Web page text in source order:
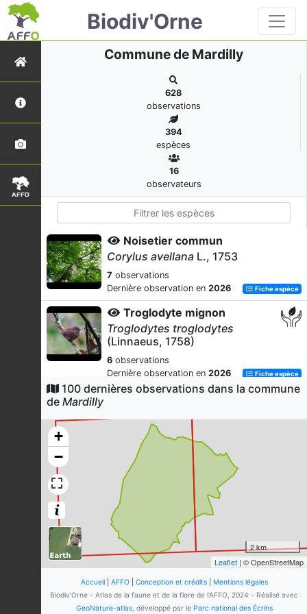
Biodiv'Orne
Commune de Mardilly
628
observations
394
espèces
16
observateurs
Noisetier commun
Corylus avellana L., 1753
7 observations
Dernière observation en 2026 Fiche espèce
Troglodyte mignon
Troglodytes troglodytes
(Linnaeus, 1758)
6 observations
Dernière observation en 2026 Fiche espèce
Prunier merisier
observations
Dernière observation en2026
Clématite des haies
Clematis vitalba
L., 1753
observations
Dernière observation en2026
Dryoptéride fougère-mâle
Dryopteris filix-mas (L.) Schott, 1834
5
observations
Dernière observation en
2026
100 dernières observations dans la commune
de Mardilly
+
−
2 km
Leaflet | © OpenStreetMap
Accueil| AFFO| Conception et crédits| Mentions légales
Biodiv'Orne - Atlas de la faune et de la flore de l'AFFO, 2024 - Réalisé avec
GeoNature-atlas, développé par le Parc national des Écrins